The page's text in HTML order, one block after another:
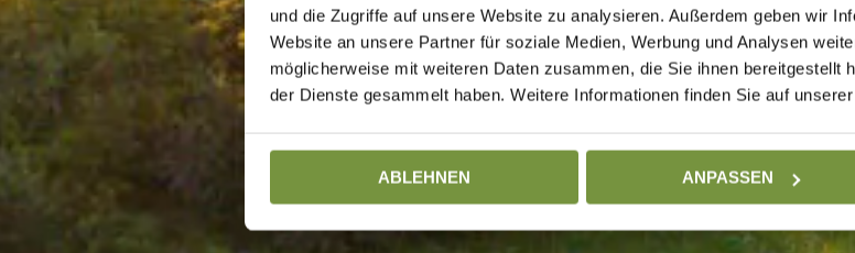
und die Zugriffe auf unsere Website zu analysieren. Außerdem geben wir
Website an unsere Partner für soziale Medien, Werbung und Analysen
möglicherweise mit weiteren Daten zusammen, die Sie ihnen bereitgestellt
der Dienste gesammelt haben. Weitere Informationen finden Sie auf unserer
ABLEHNEN ANPASSEN